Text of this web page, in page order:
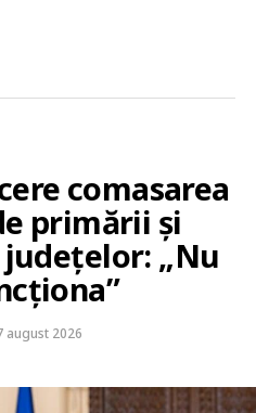
comasarea
primării și
„Nu
august 2026